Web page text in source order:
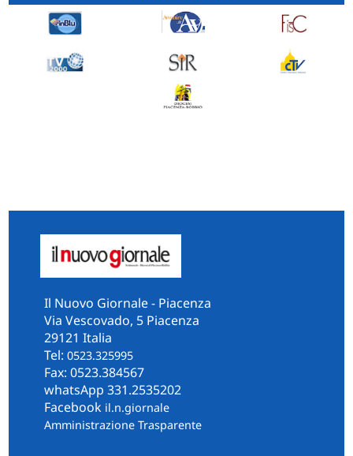
Il Nuovo Giornale - Piacenza
Via Vescovado, 5 Piacenza
29121 Italia
Tel: 0523.325995
Fax: 0523.384567
whatsApp 331.2535202
Facebook il.n.giornale
Amministrazione Trasparente